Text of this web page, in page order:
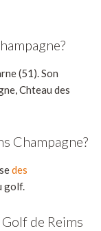
(51). Son
Chteau des
Champagne?
des
golf.
de Reims